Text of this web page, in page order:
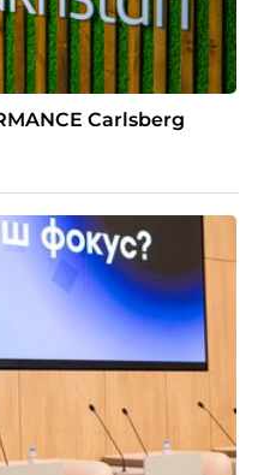
Carlsberg